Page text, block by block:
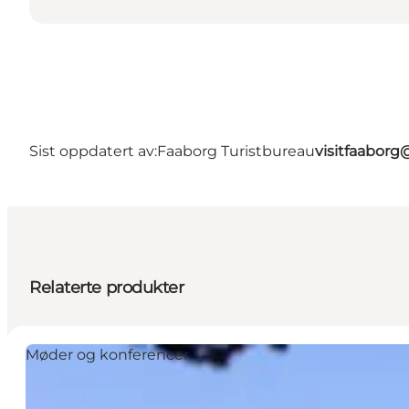
Sist oppdatert av:Faaborg Turistbureau
Relaterte produkter
Møder og konferencer